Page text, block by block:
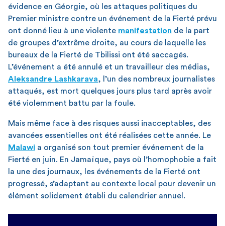
évidence en Géorgie, où les attaques politiques du
Premier ministre contre un événement de la Fierté prévu
ont donné lieu à une violente manifestation de la part
de groupes d’extrême droite, au cours de laquelle les
bureaux de la Fierté de Tbilissi ont été saccagés.
L’événement a été annulé et un travailleur des médias,
Aleksandre Lashkarava, l’un des nombreux journalistes
attaqués, est mort quelques jours plus tard après avoir
été violemment battu par la foule.
Mais même face à des risques aussi inacceptables, des
avancées essentielles ont été réalisées cette année. Le
Malawi a organisé son tout premier événement de la
Fierté en juin. En Jamaïque, pays où l’homophobie a fait
la une des journaux, les événements de la Fierté ont
progressé, s’adaptant au contexte local pour devenir un
élément solidement établi du calendrier annuel.